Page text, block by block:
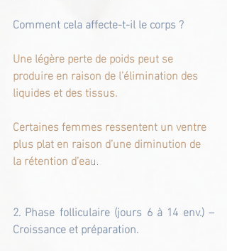
Comment cela affecte-t-il le corps ?
Une légère perte de poids peut se
produire en raison de l’élimination des
liquides et des tissus.
Certaines femmes ressentent un ventre
plus plat en raison d’une diminution de
la rétention d’eau.
2. Phase folliculaire (jours 6 à 14 env.) –
Croissance et préparation.